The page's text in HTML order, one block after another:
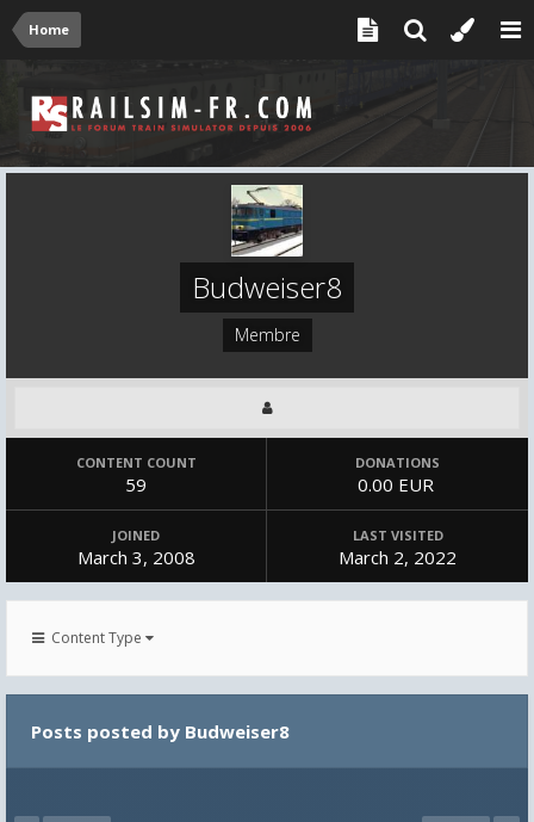
Home
Budweiser8
Membre
CONTENT COUNT
59
DONATIONS
0.00 EUR
JOINED
March 3, 2008
LAST VISITED
March 2, 2022
Content Type
Posts posted by Budweiser8